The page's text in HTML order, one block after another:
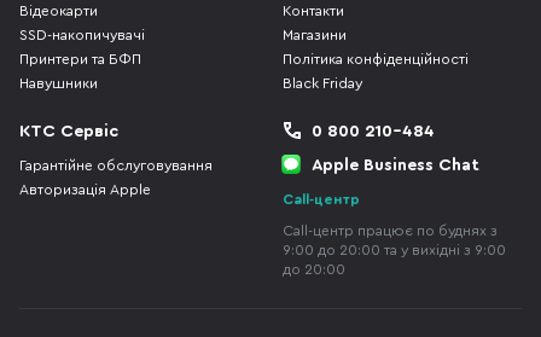
Відеокарти
SSD-накопичувачі
Принтери та БФП
Навушники
Контакти
Магазини
Політика конфіденційності
Black Friday
КТС Сервіс
Гарантійне обслуговування
Авторизація Apple
0 800 210-484
Apple Business Chat
Call-центр
Call-центр працює по буднях з
9:00 до 20:00 та у вихідні з 9:00
до 20:00